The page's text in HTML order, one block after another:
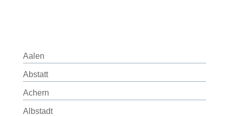
Aalen
Abstatt
Achern
Albstadt